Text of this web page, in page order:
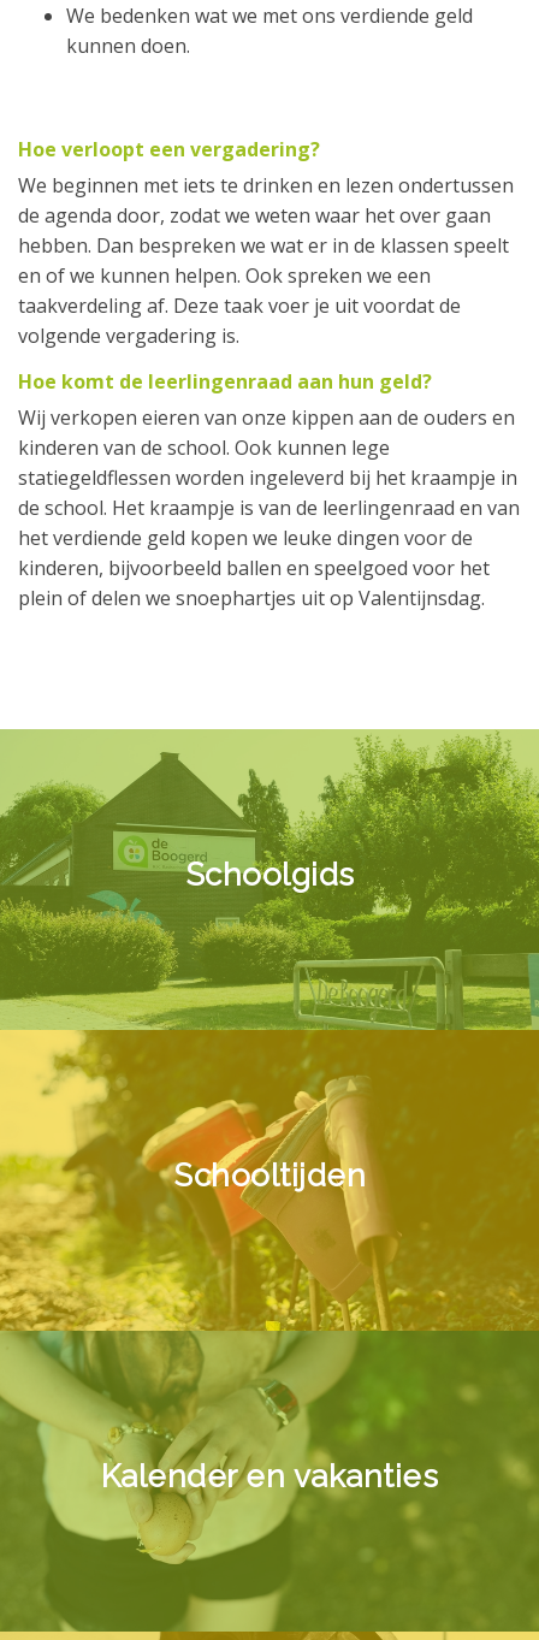
We bedenken wat we met ons verdiende geld
kunnen doen.
Hoe verloopt een vergadering?
We beginnen met iets te drinken en lezen ondertussen
de agenda door, zodat we weten waar het over gaan
hebben. Dan bespreken we wat er in de klassen speelt
en of we kunnen helpen. Ook spreken we een
taakverdeling af. Deze taak voer je uit voordat de
volgende vergadering is.
Hoe komt de leerlingenraad aan hun geld?
Wij verkopen eieren van onze kippen aan de ouders en
kinderen van de school. Ook kunnen lege
statiegeldflessen worden ingeleverd bij het kraampje in
de school. Het kraampje is van de leerlingenraad en van
het verdiende geld kopen we leuke dingen voor de
kinderen, bijvoorbeeld ballen en speelgoed voor het
plein of delen we snoephartjes uit op Valentijnsdag.
Schoolgids
Schooltijden
Kalender en vakanties